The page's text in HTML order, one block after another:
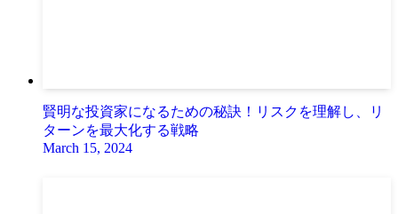
賢明な投資家になるための秘訣！リスクを理解し、リ
ターンを最大化する戦略
March 15, 2024